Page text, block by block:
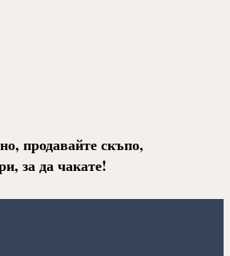
продавайте скъпо,
за да чакате!